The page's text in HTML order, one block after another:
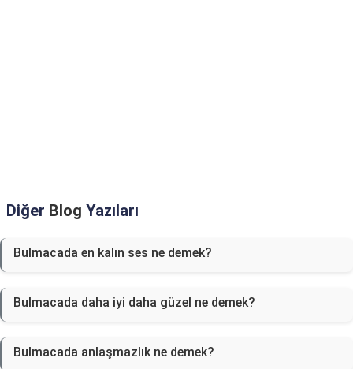
Diğer Blog Yazıları
Bulmacada en kalın ses ne demek?
Bulmacada daha iyi daha güzel ne demek?
Bulmacada anlaşmazlık ne demek?